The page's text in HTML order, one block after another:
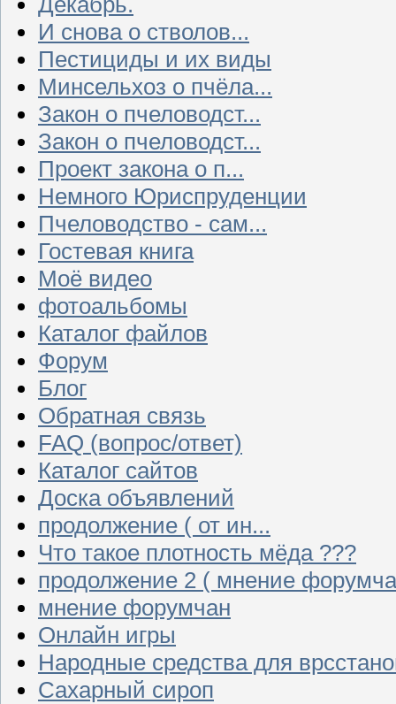
И снова о стволов...
Пестициды и их виды
Минсельхоз о пчёла...
Закон о пчеловодст...
Закон о пчеловодст...
Проект закона о п...
Немного Юриспруденции
Пчеловодство - сам...
Гостевая книга
Моё видео
фотоальбомы
Каталог файлов
Форум
Блог
Обратная связь
FAQ (вопрос/ответ)
Каталог сайтов
Доска объявлений
продолжение ( от ин...
Что такое плотность мёда ???
продолжение 2 ( мнение
мнение форумчан
Онлайн игры
Народные средства для
Сахарный сироп